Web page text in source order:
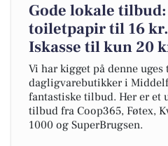
Gode lokale
toiletpapir til 16
Iskasse til kun 20
Vi har kigget på denne
dagligvarebutikker i
fantastiske tilbud. Her er et
tilbud fra Coop365, Føtex,
1000 og SuperBrugsen.